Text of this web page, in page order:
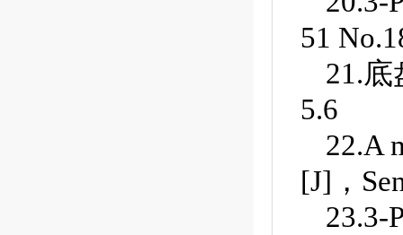
51
21.
5.6
22.A
[J]，
23.3-